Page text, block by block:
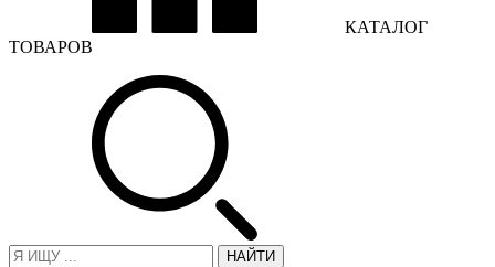
КАТАЛОГ
ТОВАРОВ
НАЙТИ